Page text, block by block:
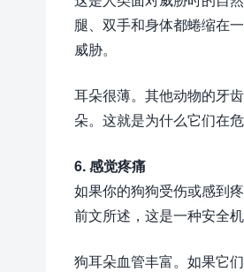
腿、双手和身体都蜷缩在
威胁。
耳朵很薄。其他动物的牙
朵。这就是为什么它们在
6. 感觉疼痛
如果你的狗狗受伤或感到
前文所述，这是一种安全
狗耳朵血管丰富。如果它